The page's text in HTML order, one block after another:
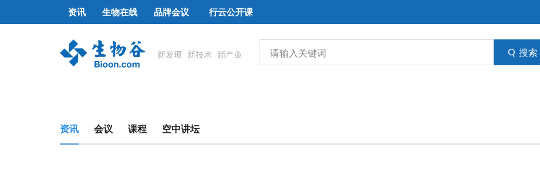
资讯 生物在线 品牌会议 行云公开课
搜索
资讯 会议 课程 空中讲坛